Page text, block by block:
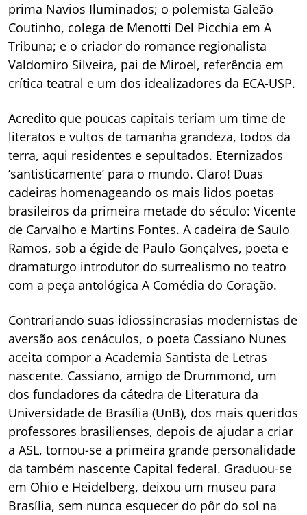
prima Navios Iluminados; o polemista Galeão
Coutinho, colega de Menotti Del Picchia em A
Tribuna; e o criador do romance regionalista
Valdomiro Silveira, pai de Miroel, referência em
crítica teatral e um dos idealizadores da ECA-USP.
Acredito que poucas capitais teriam um time de
literatos e vultos de tamanha grandeza, todos da
terra, aqui residentes e sepultados. Eternizados
‘santisticamente’ para o mundo. Claro! Duas
cadeiras homenageando os mais lidos poetas
brasileiros da primeira metade do século: Vicente
de Carvalho e Martins Fontes. A cadeira de Saulo
Ramos, sob a égide de Paulo Gonçalves, poeta e
dramaturgo introdutor do surrealismo no teatro
com a peça antológica A Comédia do Coração.
Contrariando suas idiossincrasias modernistas de
aversão aos cenáculos, o poeta Cassiano Nunes
aceita compor a Academia Santista de Letras
nascente. Cassiano, amigo de Drummond, um
dos fundadores da cátedra de Literatura da
Universidade de Brasília (UnB), dos mais queridos
professores brasilienses, depois de ajudar a criar
a ASL, tornou-se a primeira grande personalidade
da também nascente Capital federal. Graduou-se
em Ohio e Heidelberg, deixou um museu para
Brasília, sem nunca esquecer do pôr do sol na